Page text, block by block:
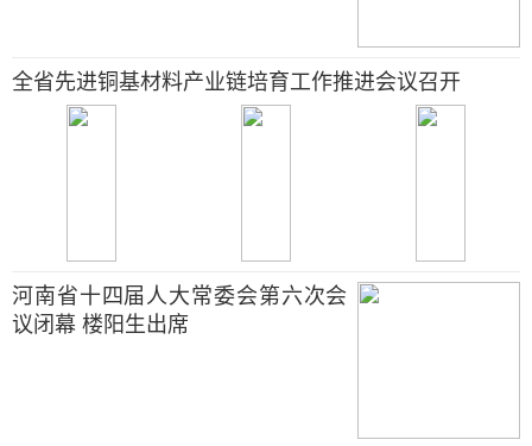
全省先进铜基材料产业链培育工作推进会议召开
河南省十四届人大常委会第六次会
议闭幕 楼阳生出席